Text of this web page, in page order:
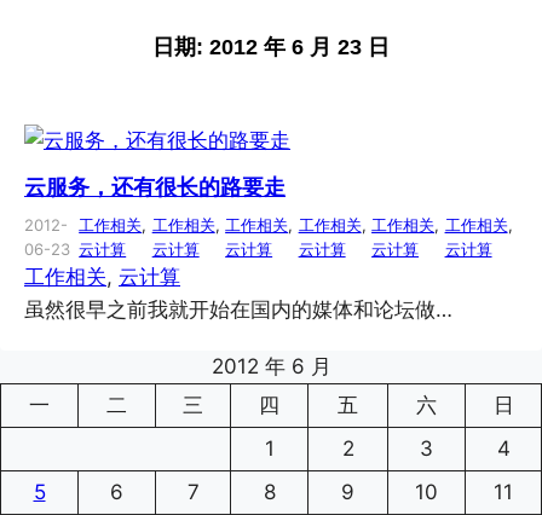
日期: 2012 年 6 月 23 日
云服务，还有很长的路要走
2012-
06-23
工作相关
云计算
工作相关
云计算
工作相关
云计算
工作相关
云计算
工作相关
云计算
工作相关
云计算
工作相关, 云计算
虽然很早之前我就开始在国内的媒体和论坛做…
2012 年 6 月
一
二 三 四 五 六
日
1
2 3
4
5
6 7 8 9 10
11